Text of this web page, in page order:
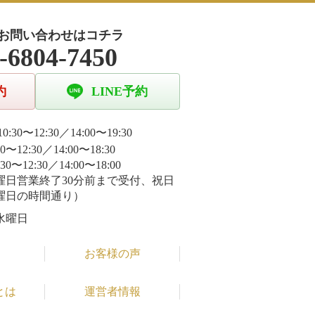
問い合わせはコチラ
6804-7450
LINE予約
〜12:30／14:00〜19:30
〜12:30／14:00〜18:30
〜12:30／14:00〜18:00
日営業終了30分前まで受付、祝日
日の時間通り）
曜日
お客様の声
は 運営者情報